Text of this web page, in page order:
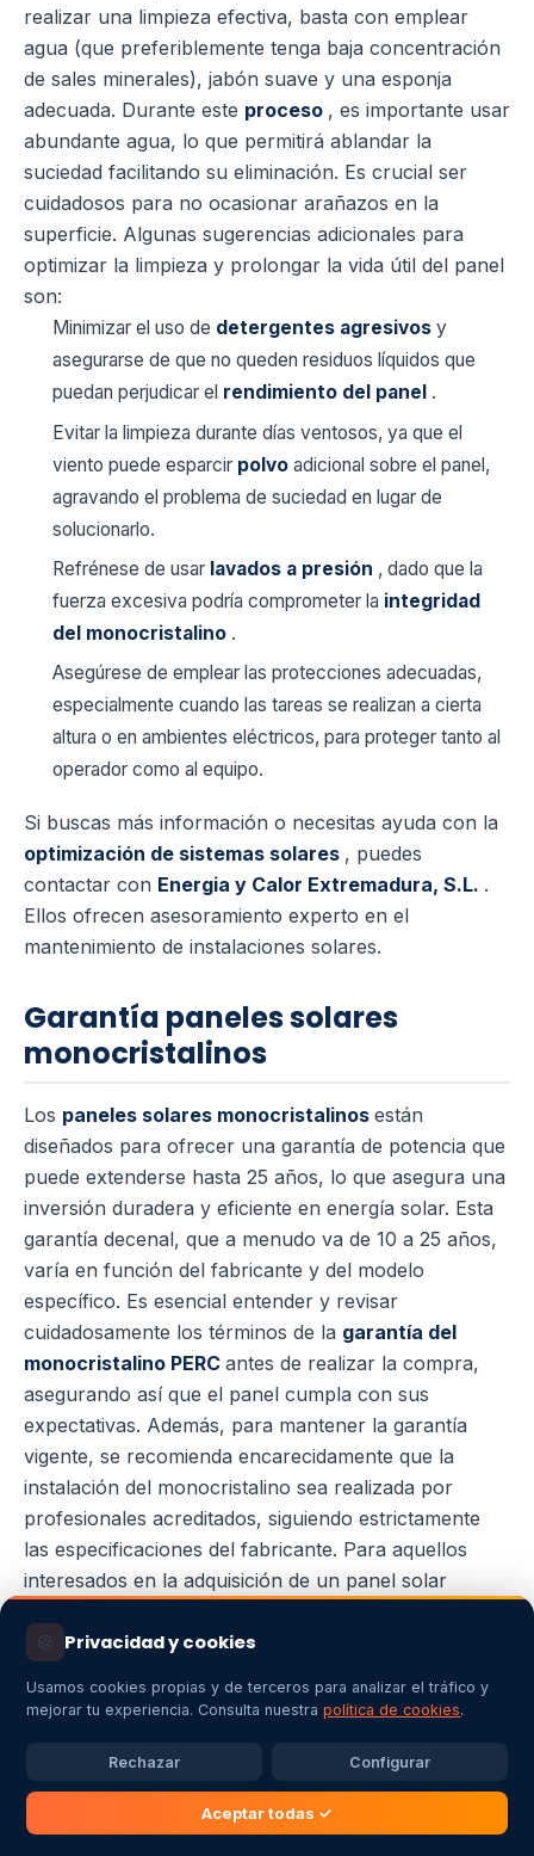
realizar una limpieza efectiva, basta con emplear
agua (que preferiblemente tenga baja concentración
de sales minerales), jabón suave y una esponja
adecuada. Durante este proceso , es importante usar
abundante agua, lo que permitirá ablandar la
suciedad facilitando su eliminación. Es crucial ser
cuidadosos para no ocasionar arañazos en la
superficie. Algunas sugerencias adicionales para
optimizar la limpieza y prolongar la vida útil del panel
son:
Minimizar el uso de detergentes agresivos y
asegurarse de que no queden residuos líquidos que
puedan perjudicar el rendimiento del panel .
Evitar la limpieza durante días ventosos, ya que el
viento puede esparcir polvo adicional sobre el panel,
agravando el problema de suciedad en lugar de
solucionarlo.
Refrénese de usar lavados a presión , dado que la
fuerza excesiva podría comprometer la integridad
del monocristalino .
Asegúrese de emplear las protecciones adecuadas,
especialmente cuando las tareas se realizan a cierta
altura o en ambientes eléctricos, para proteger tanto al
operador como al equipo.
Si buscas más información o necesitas ayuda con la
optimización de sistemas solares , puedes
contactar con Energia y Calor Extremadura, S.L. .
Ellos ofrecen asesoramiento experto en el
mantenimiento de instalaciones solares.
Garantía paneles solares
monocristalinos
Los paneles solares monocristalinos están
diseñados para ofrecer una garantía de potencia que
puede extenderse hasta 25 años, lo que asegura una
inversión duradera y eficiente en energía solar. Esta
garantía decenal, que a menudo va de 10 a 25 años,
varía en función del fabricante y del modelo
específico. Es esencial entender y revisar
cuidadosamente los términos de la garantía del
monocristalino PERC antes de realizar la compra,
asegurando así que el panel cumpla con sus
expectativas. Además, para mantener la garantía
vigente, se recomienda encarecidamente que la
instalación del monocristalino sea realizada por
profesionales acreditados, siguiendo estrictamente
las especificaciones del fabricante. Para aquellos
interesados en la adquisición de un panel solar
brindarte el mejor asesoramiento y ayudarte a elegir
nuestra tienda, especializada en energía solar,
categorizadas, desde
hastapaneles
solares, pasando porbaterías,inversores,
reguladores de carga , y más. También ofrecemos
🍪 Privacidad y cookies
Usamos cookies propias y de terceros para analizar el tráfico y
mejorar tu experiencia. Consulta nuestrapolítica de cookies.
Rechazar Configurar
Aceptar todas ✓